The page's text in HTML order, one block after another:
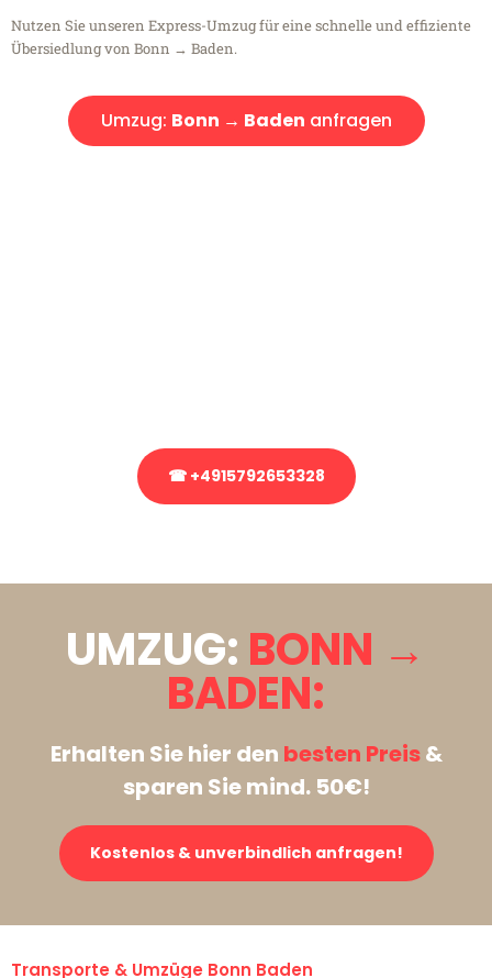
Nutzen Sie unseren Express-Umzug für eine schnelle und effiziente
Übersiedlung von Bonn → Baden.
Umzug: Bonn → Baden anfragen
☎ +4915792653328
UMZUG: BONN →
BADEN:
Erhalten Sie hier den besten Preis&
sparen Sie mind. 50€!
Kostenlos & unverbindlich anfragen!
Transporte & Umzüge Bonn Baden